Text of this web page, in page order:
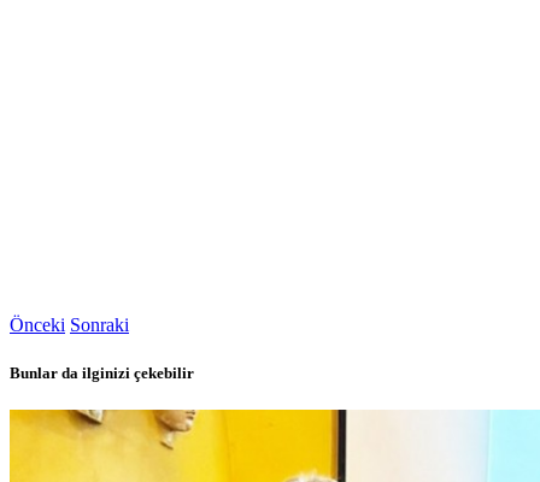
Önceki Sonraki
Bunlar da ilginizi çekebilir